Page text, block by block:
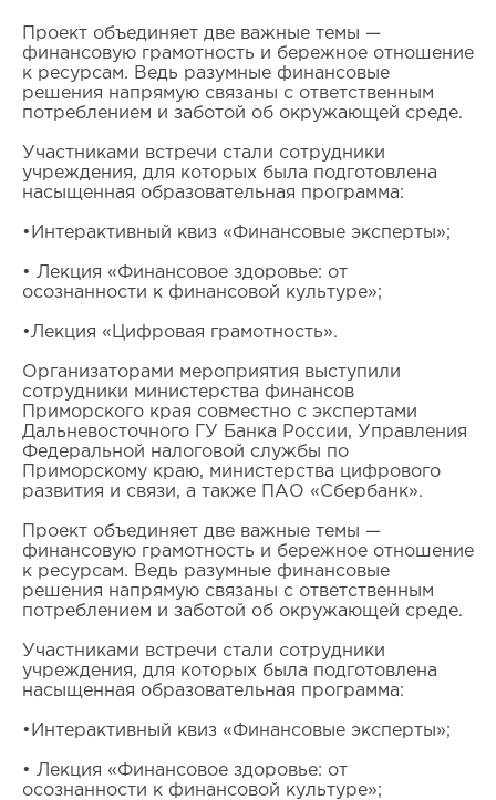
Проект объединяет две важные темы —
финансовую грамотность и бережное отношение
к ресурсам. Ведь разумные финансовые
решения напрямую связаны с ответственным
потреблением и заботой об окружающей среде.
Участниками встречи стали сотрудники
учреждения, для которых была подготовлена
насыщенная образовательная программа:
•Интерактивный квиз «Финансовые эксперты»;
• Лекция «Финансовое здоровье: от
осознанности к финансовой культуре»;
•Лекция «Цифровая грамотность».
Организаторами мероприятия выступили
сотрудники министерства финансов
Приморского края совместно с экспертами
Дальневосточного ГУ Банка России, Управления
Федеральной налоговой службы по
Приморскому краю, министерства цифрового
развития и связи, а также ПАО «Сбербанк».
Проект объединяет две важные темы —
финансовую грамотность и бережное отношение
к ресурсам. Ведь разумные финансовые
решения напрямую связаны с ответственным
потреблением и заботой об окружающей среде.
Участниками встречи стали сотрудники
учреждения, для которых была подготовлена
насыщенная образовательная программа:
•Интерактивный квиз «Финансовые эксперты»;
• Лекция «Финансовое здоровье: от
осознанности к финансовой культуре»;